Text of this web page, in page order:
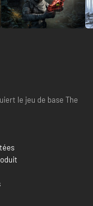
le jeu de base The